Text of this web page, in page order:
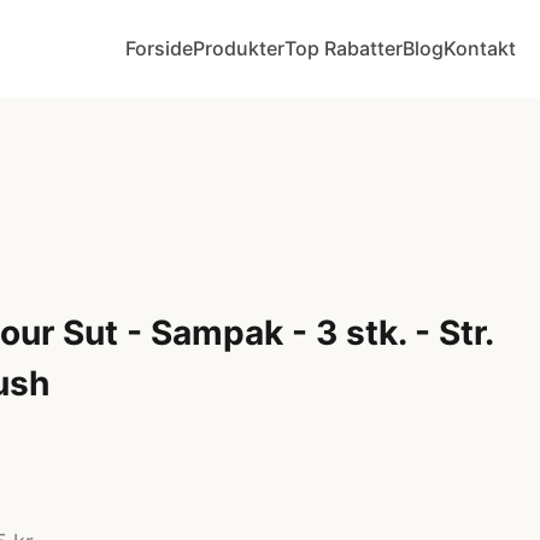
ForsideProdukterTop RabatterBlogKontakt
Sut - Sampak - 3 stk. - Str.